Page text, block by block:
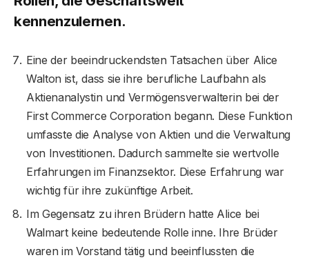
kennenzulernen.
Eine der beeindruckendsten Tatsachen über Alice
Walton ist, dass sie ihre berufliche Laufbahn als
Aktienanalystin und Vermögensverwalterin bei der
First Commerce Corporation begann. Diese Funktion
umfasste die Analyse von Aktien und die Verwaltung
von Investitionen. Dadurch sammelte sie wertvolle
Erfahrungen im Finanzsektor. Diese Erfahrung war
wichtig für ihre zukünftige Arbeit.
Im Gegensatz zu ihren Brüdern hatte Alice bei
Walmart keine bedeutende Rolle inne. Ihre Brüder
waren im Vorstand tätig und beeinflussten die